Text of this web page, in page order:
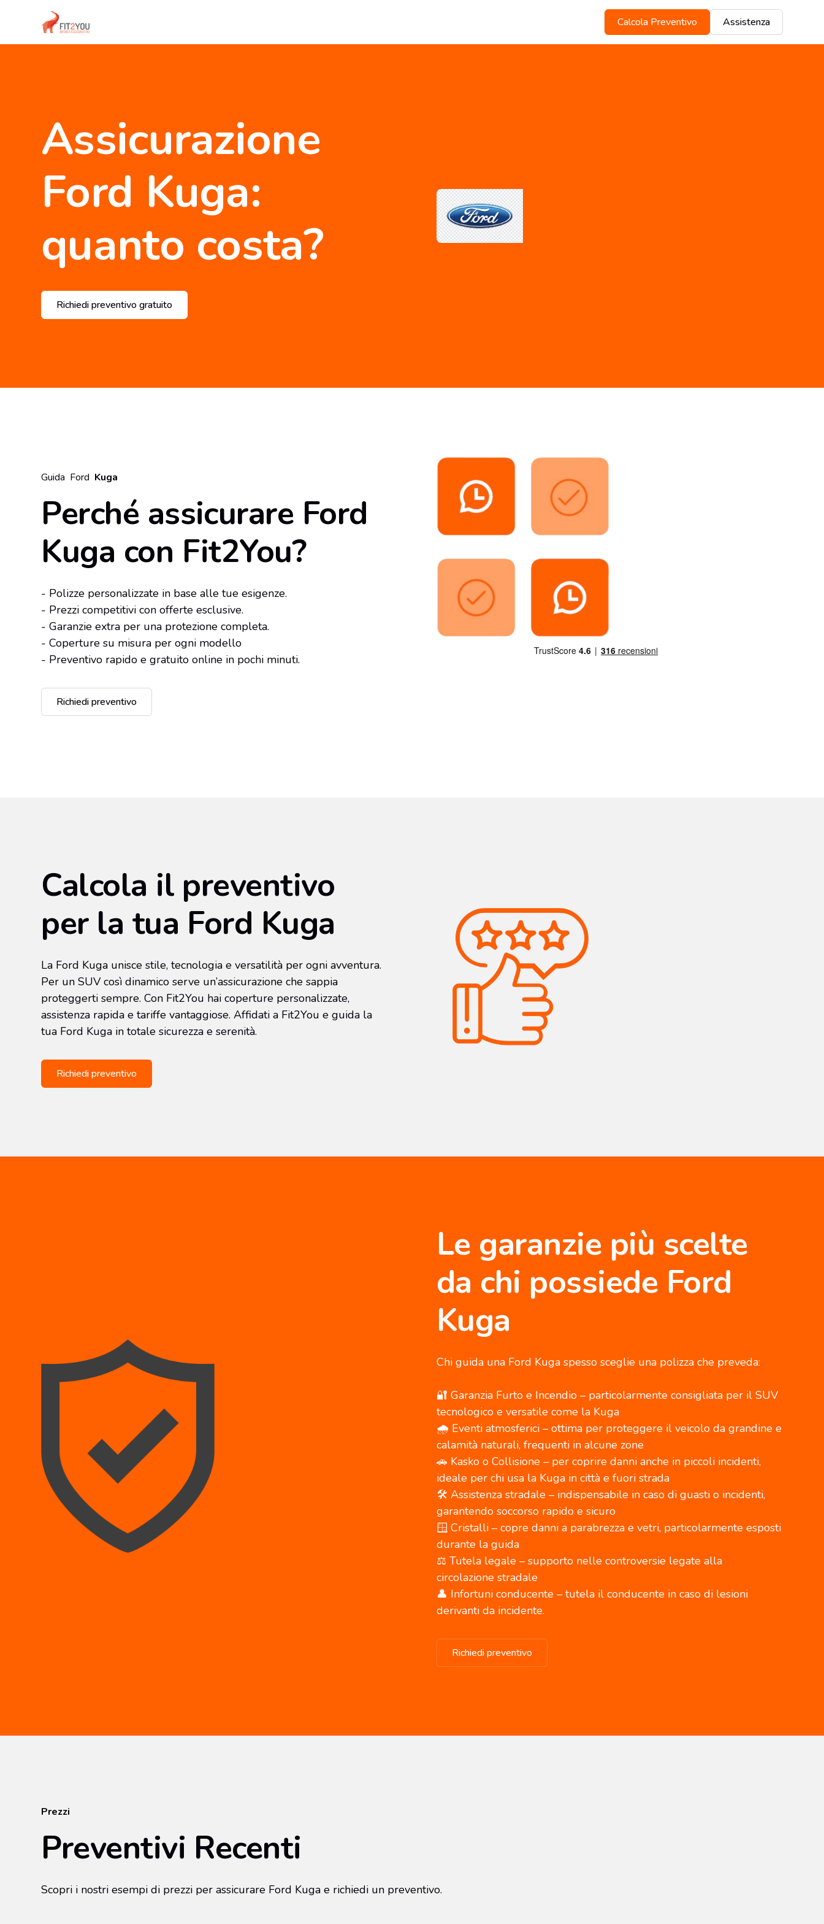
Calcola Preventivo Assistenza
Assicurazione
Ford Kuga:
quanto costa?
Richiedi preventivo gratuito
Guida Ford Kuga
Perché assicurare Ford
Kuga con Fit2You?
- Polizze personalizzate in base alle tue esigenze.
- Prezzi competitivi con offerte esclusive.
- Garanzie extra per una protezione completa.
- Coperture su misura per ogni modello
- Preventivo rapido e gratuito online in pochi minuti.
Richiedi preventivo
Calcola il preventivo
per la tua Ford Kuga
La Ford Kuga unisce stile, tecnologia e versatilità per ogni avventura.
Per un SUV così dinamico serve un’assicurazione che sappia
proteggerti sempre. Con Fit2You hai coperture personalizzate,
assistenza rapida e tariffe vantaggiose. Affidati a Fit2You e guida la
tua Ford Kuga in totale sicurezza e serenità.
Richiedi preventivo
Le garanzie più scelte
da chi possiede Ford
Kuga
Chi guida una Ford Kuga spesso sceglie una polizza che preveda:
🔐 Garanzia Furto e Incendio – particolarmente consigliata per il SUV
tecnologico e versatile come la Kuga
🌧️ Eventi atmosferici – ottima per proteggere il veicolo da grandine e
calamità naturali, frequenti in alcune zone
🚗 Kasko o Collisione – per coprire danni anche in piccoli incidenti,
ideale per chi usa la Kuga in città e fuori strada
🛠️ Assistenza stradale – indispensabile in caso di guasti o incidenti,
garantendo soccorso rapido e sicuro
🪟 Cristalli – copre danni a parabrezza e vetri, particolarmente esposti
durante la guida
⚖️ Tutela legale – supporto nelle controversie legate alla
circolazione stradale
👤 Infortuni conducente – tutela il conducente in caso di lesioni
derivanti da incidente.
Richiedi preventivo
Prezzi
Preventivi Recenti
Scopri i nostri esempi di prezzi per assicurare Ford Kuga e richiedi un preventivo.